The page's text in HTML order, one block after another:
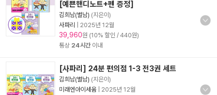
[예쁜핸디노트+펜 증정]
김희남(별남) (지은이)
사파리
2025년 12월
39,960원 (10% 할인 / 440원)
통상 24시간이내
[사파리] 24분 편의점 1-3 전3권 세트
김희남(별남) (지은이)
미래엔아이세움
2025년 12월